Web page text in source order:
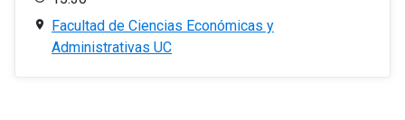
Facultad de Ciencias Económicas y
Administrativas UC